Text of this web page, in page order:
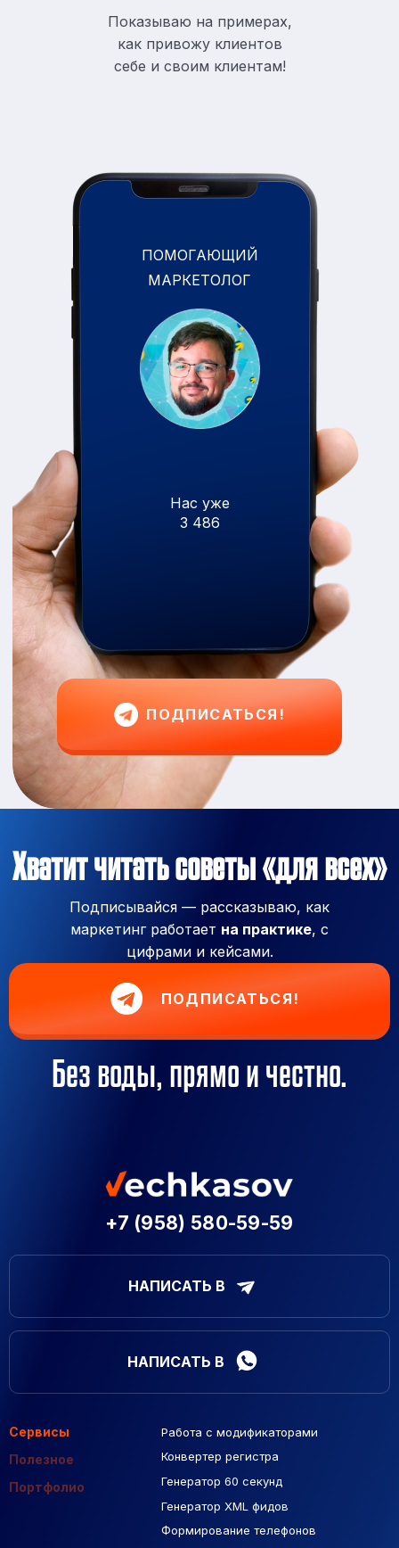
ПОДПИСАТЬСЯ!
Показываю на примерах,
как привожу клиентов
себе и своим клиентам!
Нас уже
3 486
ПОМОГАЮЩИЙ
МАРКЕТОЛОГ
Хватит читать советы «для всех»
Подписывайся — рассказываю, как
маркетинг работает на практике, с
цифрами и кейсами.
ПОДПИСАТЬСЯ!
Без воды, прямо и честно.
+7 (958) 580-59-59
НАПИСАТЬ В
НАПИСАТЬ В
Сервисы
Полезное
Портфолио
Работа с модификаторами
Конвертер регистра
Генератор 60 секунд
Генератор XML фидов
Формирование телефонов
Подборка сайтов
Макеты Figma
База Яндекс Карты
РСЯ площадки
Созданные сайты
Контекстная реклама